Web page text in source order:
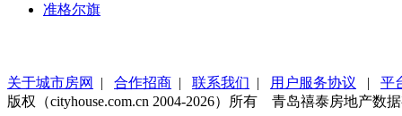
准格尔旗
关于城市房网 | 合作招商 | 联系我们 | 用户服务协议 | 平
版权（cityhouse.com.cn 2004-2026）所有 青岛禧泰房地产